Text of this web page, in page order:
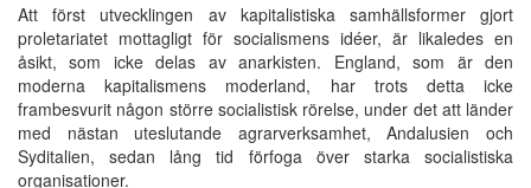
Att först utvecklingen av kapitalistiska samhällsformer gjort
proletariatet mottagligt för socialismens idéer, är likaledes en
åsikt, som icke delas av anarkisten. England, som är den
moderna kapitalismens moderland, har trots detta icke
frambesvurit någon större socialistisk rörelse, under det att länder
med nästan uteslutande agrarverksamhet, Andalusien och
Syditalien, sedan lång tid förfoga över starka socialistiska
organisationer.